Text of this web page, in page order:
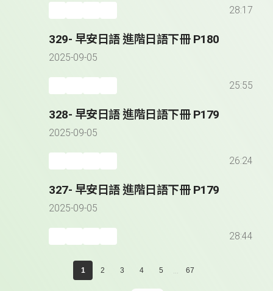
28:17
329- 早安日語 進階日語下冊 P180
2025-09-05
25:55
328- 早安日語 進階日語下冊 P179
2025-09-05
26:24
327- 早安日語 進階日語下冊 P179
2025-09-05
28:44
1 2 3 4 5 ... 67